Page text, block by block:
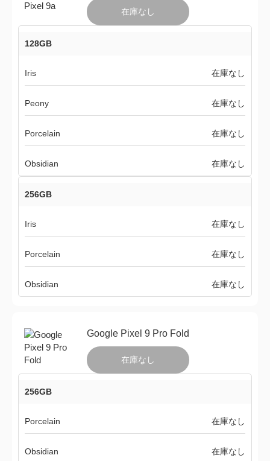
在庫なし
128GB
Iris 在庫なし
Peony 在庫なし
Porcelain 在庫なし
Obsidian 在庫なし
256GB
Iris 在庫なし
Porcelain 在庫なし
Obsidian 在庫なし
Google Pixel 9 Pro Fold
在庫なし
256GB
Porcelain 在庫なし
Obsidian 在庫なし